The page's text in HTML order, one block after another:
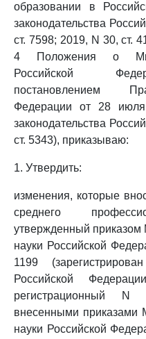
образовании в
законодательства
ст. 7598; 2019, N 30, ст.
4 Положения о
Российской
постановлением
Федерации от 28
законодательства
ст. 5343), приказываю:
1. Утвердить:
изменения, которые
среднего
утвержденный приказом
науки Российской
1199
Российской
регистрационный
внесенными приказами
науки Российской